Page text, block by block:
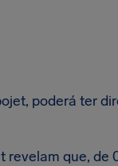
poderá ter
que, de